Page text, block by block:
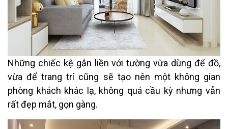
Những chiếc kệ gắn liền với tường vừa dùng để đồ,
vừa để trang trí cũng sẽ tạo nên một không gian
phòng khách khác lạ, không quá cầu kỳ nhưng vẫn
rất đẹp mắt, gọn gàng.